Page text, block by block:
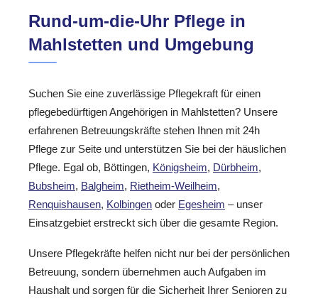
Rund-um-die-Uhr Pflege in
Mahlstetten und Umgebung
Suchen Sie eine zuverlässige Pflegekraft für einen
pflegebedürftigen Angehörigen in Mahlstetten? Unsere
erfahrenen Betreuungskräfte stehen Ihnen mit 24h
Pflege zur Seite und unterstützen Sie bei der häuslichen
Pflege. Egal ob, Böttingen, Königsheim, Dürbheim,
Bubsheim, Balgheim, Rietheim-Weilheim,
Renquishausen, Kolbingen oder Egesheim – unser
Einsatzgebiet erstreckt sich über die gesamte Region.
Unsere Pflegekräfte helfen nicht nur bei der persönlichen
Betreuung, sondern übernehmen auch Aufgaben im
Haushalt und sorgen für die Sicherheit Ihrer Senioren zu